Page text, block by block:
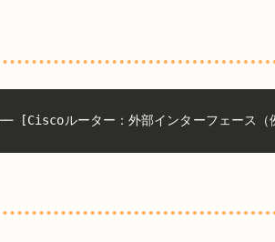
ルーター：外部インターフェース